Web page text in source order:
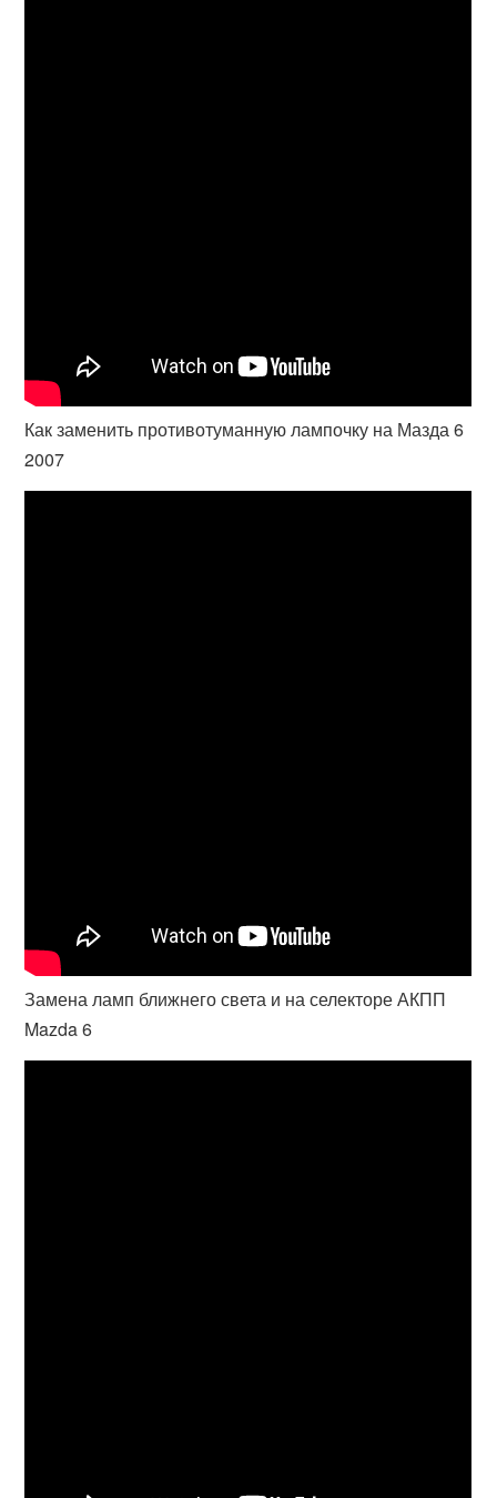
Как заменить противотуманную лампочку на Мазда 6
2007
Замена ламп ближнего света и на селекторе АКПП
Mazda 6